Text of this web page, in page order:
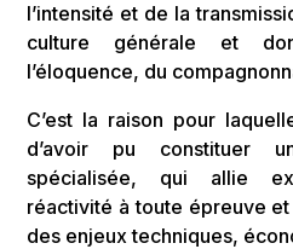
l’intensité et de la
culture générale et
l’éloquence, du
C’est la raison pour
d’avoir pu constituer
spécialisée, qui allie
réactivité à toute épreuve
des enjeux techniques,